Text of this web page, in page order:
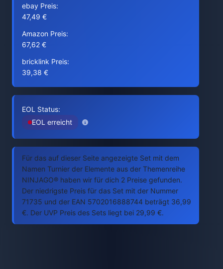
ebay Preis:
47,49 €
Amazon Preis:
67,62 €
bricklink Preis:
39,38 €
EOL Status:
EOL erreicht
Für das auf dieser Seite angezeigte Set mit dem
Namen Turnier der Elemente aus der Themenreihe
NINJAGO® haben wir für dich 2 Preise gefunden.
Der niedrigste Preis für das Set mit der Nummer
71735 und der EAN 5702016888744 beträgt 36,99
€. Der UVP Preis des Sets liegt bei 29,99 €.